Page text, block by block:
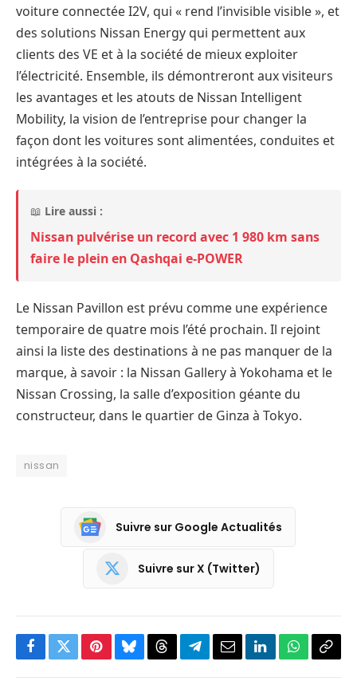
voiture connectée I2V, qui « rend l’invisible visible », et
des solutions Nissan Energy qui permettent aux
clients des VE et à la société de mieux exploiter
l’électricité. Ensemble, ils démontreront aux visiteurs
les avantages et les atouts de Nissan Intelligent
Mobility, la vision de l’entreprise pour changer la
façon dont les voitures sont alimentées, conduites et
intégrées à la société.
📖 Lire aussi :
Nissan pulvérise un record avec 1 980 km sans
faire le plein en Qashqai e-POWER
Le Nissan Pavillon est prévu comme une expérience
temporaire de quatre mois l’été prochain. Il rejoint
ainsi la liste des destinations à ne pas manquer de la
marque, à savoir : la Nissan Gallery à Yokohama et le
Nissan Crossing, la salle d’exposition géante du
constructeur, dans le quartier de Ginza à Tokyo.
nissan
Suivre sur Google Actualités
Suivre sur X (Twitter)
Facebook
TwitterPinterestBlueskyThreadsPartagerEmailLinkedInWhatsApp